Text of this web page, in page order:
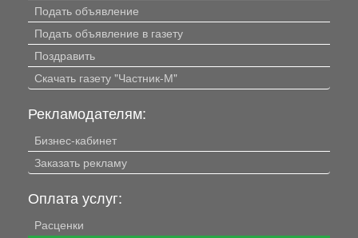
Подать объявление
Подать объявление в газету
Поздравить
Скачать газету "Частник-М"
Рекламодателям:
Бизнес-кабинет
Заказать рекламу
Оплата услуг:
Расценки